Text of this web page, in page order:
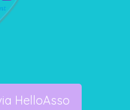
HelloAsso